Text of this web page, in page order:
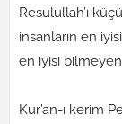
Resulullah’ı
insanların en
en iyisi
Kur’an-ı kerim